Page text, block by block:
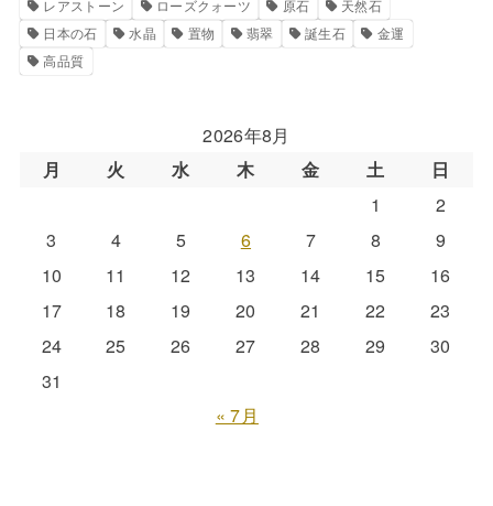
レアストーン
ローズクォーツ 原石
天然石
日本の石
水晶 置物 翡翠 誕生石
金運
高品質
2026年8月
月
火 水 木 金 土
日
1
2
3
4 5 6 7 8
9
10
11 12 13 14 15
16
17
18 19 20 21 22
23
24
25 26 27 28 29
30
31
« 7月